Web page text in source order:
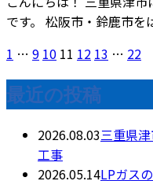
です。 松阪市・鈴鹿市
1 … 9 10 11 12 13 … 22
最近の投稿
2026.08.03三重県
工事
2026.05.14LPガス